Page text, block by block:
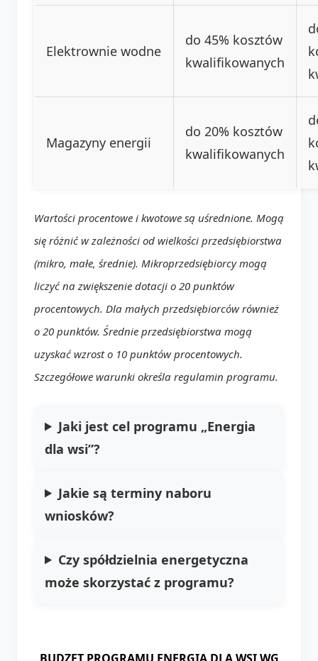
Elektrownie wodne
do 45% kosztów
kwalifikowanych
Magazyny energii
do 20% kosztów
kwalifikowanych
Wartości procentowe i kwotowe są uśrednione. Mogą
się różnić w zależności od wielkości przedsiębiorstwa
(mikro, małe, średnie). Mikroprzedsiębiorcy mogą
liczyć na zwiększenie dotacji o 20 punktów
procentowych. Dla małych przedsiębiorców również
o 20 punktów. Średnie przedsiębiorstwa mogą
uzyskać wzrost o 10 punktów procentowych.
Szczegółowe warunki określa regulamin programu.
Jaki jest cel programu „Energia
dla wsi”?
Jakie są terminy naboru
wniosków?
Czy spółdzielnia energetyczna
może skorzystać z programu?
BUDZET PROGRAMU ENERGIA DLA WSI WG